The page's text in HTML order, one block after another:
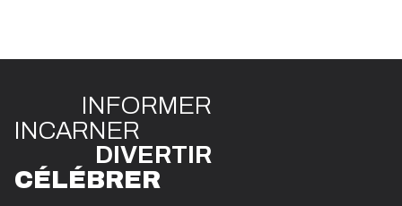
INFORMER
INCARNER
DIVERTIR
CÉLÉBRER